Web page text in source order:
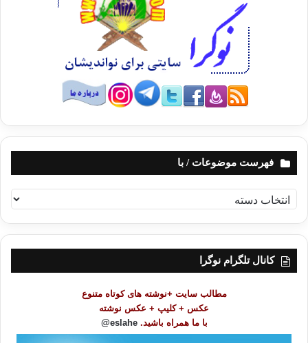
فهرست موضوعات / با
ه
ر
کانال تلگرام نوگرا
مطالب سایت +نوشته های کوتاه متنوع
عکس + کلیپ + عکس نوشته
با ما همراه باشید. eslahe@